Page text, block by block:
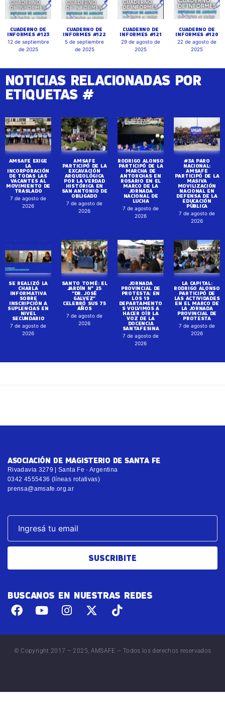
CUADERNO DE
INFORMES #123
12 de septiembre
de 2025
CUADERNO DE
INFORMES #122
5 de septiembre
de 2025
CUADERNO DE
INFORMES #121
29 de agosto de
2025
CUADERNO DE
INFORMES #120
22 de agosto de
2025
NOTICIAS RELACIONADAS POR
ETIQUETAS #
AMSAFE EXIGE
LA
INCORPORACIÓN
DE TODAS LAS
VACANTES AL
MOVIMIENTO DE
TRASLADO
7 de agosto de
2026
AMSAFE
PARTICIPÓ DE LA
EXCAVACIÓN
ARQUEOLÓGICA
POR LA VERDAD
HISTÓRICA EN
SAN ANTONIO DE
OBLIGADO
7 de agosto de
2026
RODRIGO ALONSO
PARTICIPÓ DE LA
MARCHA DE
ANTORCHAS EN
ROSARIO EN EL
MARCO DE LA
JORNADA
NACIONAL DE
LUCHA
7 de agosto de
2026
#3A PARO
NACIONAL:
AMSAFE
PARTICIPÓ DE LA
MASIVA
MOVILIZACIÓN
NACIONAL EN
DEFENSA DE LA
EDUCACIÓN
PÚBLICA
7 de agosto de
2026
SE REALIZÓ LA
CHARLA
INFORMATIVA
SOBRE
INSCRIPCIÓN A
SUPLENCIAS EN
NIVEL
SECUNDARIO
7 de agosto de
2026
SANTO TOMÉ: EL
JARDÍN N° 25
“DR. JOSÉ
GALVEZ”
CELEBRÓ SUS 75
AÑOS
7 de agosto de
2026
JORNADA
PROVINCIAL DE
PROTESTA: EN
LOS 19
DEPARTAMENTO
S VOLVIMOS A
HACER OÍR LA
VOZ DE LA
DOCENCIA
SANTAFESINA
7 de agosto de
2026
LA CAPITAL:
RODRIGO ALONSO
PARTICIPÓ DE
LAS ACTIVIDADES
EN EL MARCO DE
LA JORNADA
PROVINCIAL DE
PROTESTA
7 de agosto de
2026
ASOCIACIÓN DE MAGISTERIO DE SANTA FE
Rivadavia 3279 | Santa Fe · Argentina
0342 4555436 (líneas rotativas)
prensa@amsafe.org.ar
SUSCRIBITE
BUSCANOS EN NUESTRAS REDES
© Copyright 2017 – 2025, AMSAFE – Todos los derechos reservados